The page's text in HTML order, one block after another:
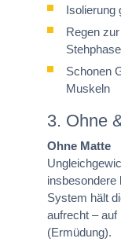
Isolierung
Regen
Schonen
Muskeln
3. Ohne
Ohne Matte
insbesondere
System hält
aufrecht –
(Ermüdung).